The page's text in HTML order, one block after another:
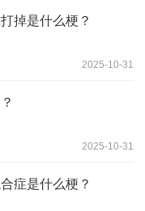
掉是什么梗？
2025-10-31
2025-10-31
症是什么梗？